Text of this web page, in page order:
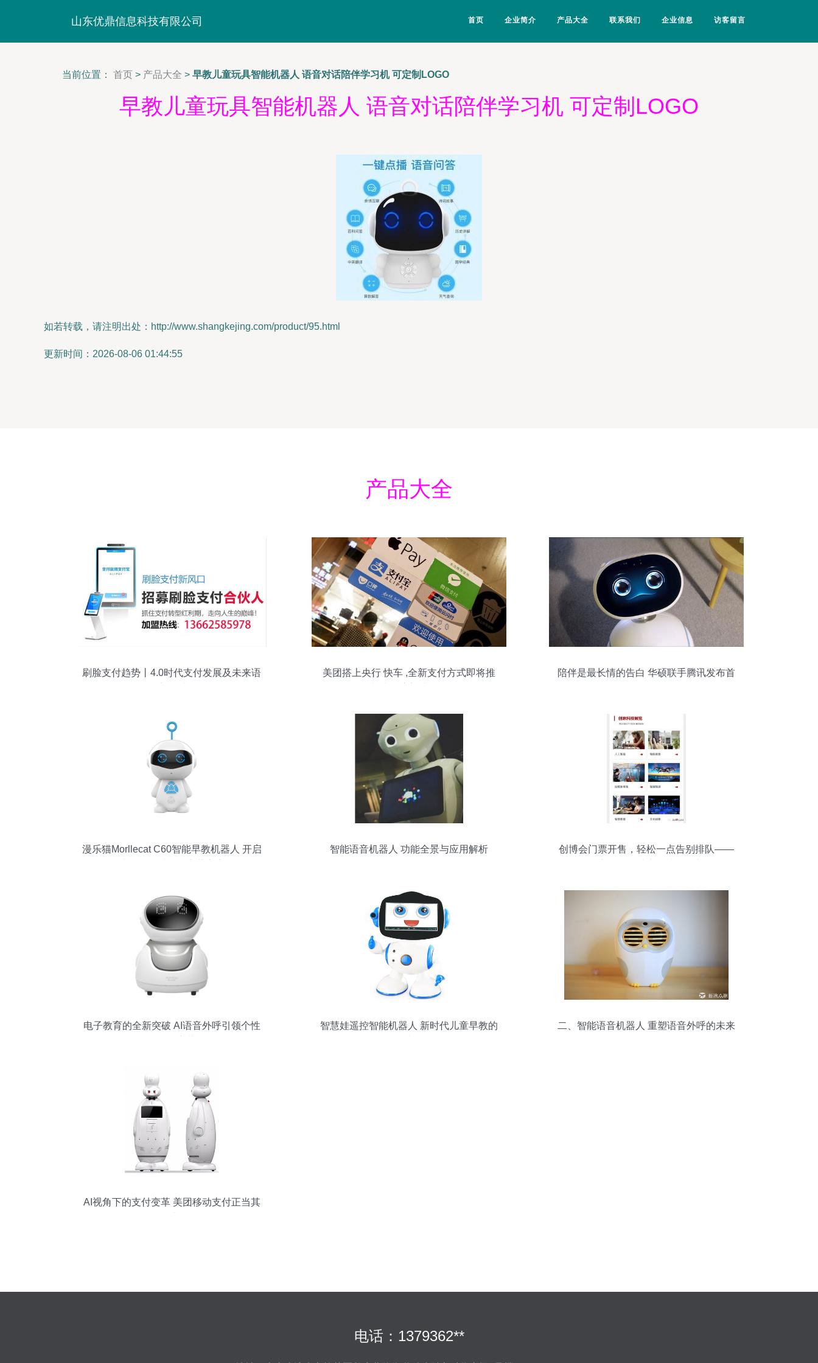
山东优鼎信息科技有限公司 首页 企业简介 产品大全 联系我们 企业信息 访客留言
当前位置： 首页 > 产品大全 > 早教儿童玩具智能机器人 语音对话陪伴学习机 可定制LOGO
早教儿童玩具智能机器人 语音对话陪伴学习机 可定制LOGO
如若转载，请注明出处：http://www.shangkejing.com/product/95.html
更新时间：2026-08-06 01:44:55
产品大全
刷脸支付趋势丨4.0时代支付发展及未来语
美团搭上央行 快车 ,全新支付方式即将推
陪伴是最长情的告白 华硕联手腾讯发布首
漫乐猫Morllecat C60智能早教机器人 开启
智能语音机器人 功能全景与应用解析
创博会门票开售，轻松一点告别排队——
电子教育的全新突破 AI语音外呼引领个性
智慧娃遥控智能机器人 新时代儿童早教的
二、智能语音机器人 重塑语音外呼的未来
AI视角下的支付变革 美团移动支付正当其
电话：1379362**